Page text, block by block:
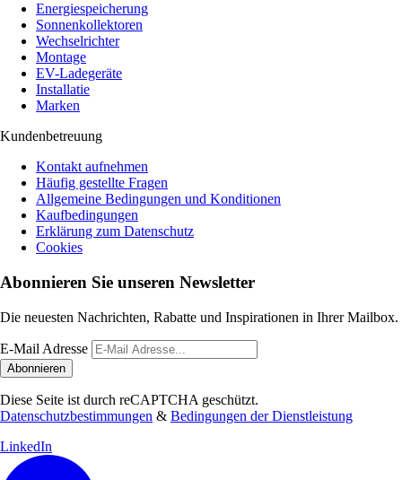
Energiespeicherung
Sonnenkollektoren
Wechselrichter
Montage
EV-Ladegeräte
Installatie
Marken
Kundenbetreuung
Kontakt aufnehmen
Häufig gestellte Fragen
Allgemeine Bedingungen und Konditionen
Kaufbedingungen
Erklärung zum Datenschutz
Cookies
Abonnieren Sie unseren Newsletter
Die neuesten Nachrichten, Rabatte und Inspirationen in Ihrer Mailbox.
E-Mail Adresse
Abonnieren
Diese Seite ist durch reCAPTCHA geschützt.
Datenschutzbestimmungen & Bedingungen der Dienstleistung
LinkedIn